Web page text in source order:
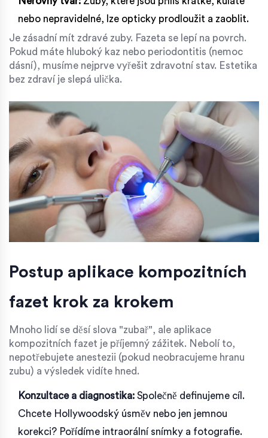
nebo nepravidelné, lze opticky prodloužit a zaoblit.
Je zásadní mít zdravé zuby. Fazeta se lepí na povrch.
Pokud máte hluboký kaz nebo periodontitis (nemoc
dásní), musíme nejprve vyřešit zdravotní stav. Estetika
bez zdraví je slepá ulička.
Postup aplikace kompozitních
fazet krok za krokem
Mnoho lidí se děsí slova "zubař", ale aplikace
kompozitních fazet je příjemný zážitek. Nebolí to,
nepotřebujete anestezii (pokud neobracujeme hranu
zubu) a výsledek vidíte hned.
Konzultace a diagnostika: Společně definujeme cíl.
Chcete Hollywoodský úsměv nebo jen jemnou
korekci? Pořídíme intraorální snímky a fotografie.